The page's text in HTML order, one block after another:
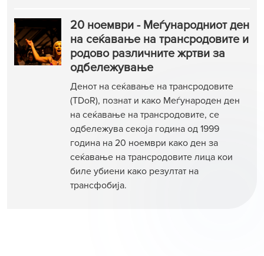
20 ноември - Меѓународниот ден
на сеќавање на трансродовите и
родово различните жртви за
одбележување
Денот на сеќавање на трансродовите
(TDoR), познат и како Меѓународен ден
на сеќавање на трансродовите, се
одбележува секоја година од 1999
година на 20 ноември како ден за
сеќавање на трансродовите лица кои
биле убиени како резултат на
трансфобија.